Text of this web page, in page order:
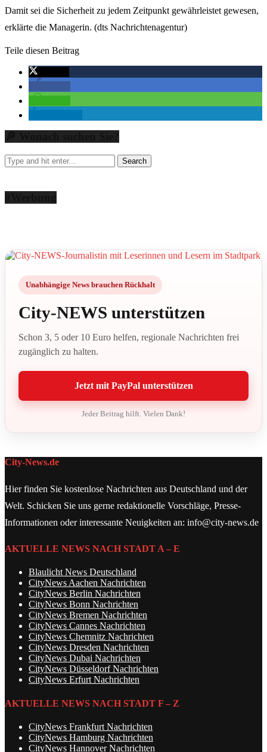
Damit sei die Sicherheit zu jedem Zeitpunkt gewährleistet gewesen,
erklärte die Managerin. (dts Nachrichtenagentur)
Teile diesen Beitrag
Unabhängige News brauchen Rückhalt
City-NEWS unterstützen
Schon 3, 5 oder 10 Euro helfen, regionale Nachrichten frei
zugänglich zu halten.
Jetzt mit PayPal unterstützen
Jeder Beitrag hilft. Vielen Dank!
City-News.de
Hier finden Sie kostenlose Nachrichten aus Deutschland und der
Welt. Schicken Sie uns gerne redaktionelle Vorschläge, Presse-
Informationen oder interessante Neuigkeiten an: info@city-news.de
AKTUELLE NEWS NACH STADT A – E
Blaulicht News Deutschland
CityNews Aachen Nachrichten
CityNews Berlin Nachrichten
CityNews Bonn Nachrichten
CityNews Bremen Nachrichten
CityNews Cannes Nachrichten
CityNews Chemnitz Nachrichten
CityNews Dresden Nachrichten
CityNews Dubai Nachrichten
CityNews Düsseldorf Nachrichten
CityNews Erfurt Nachrichten
AKTUELLE NEWS NACH STADT F – Z
CityNews Frankfurt Nachrichten
CityNews Hamburg Nachrichten
CityNews Hannover Nachrichten